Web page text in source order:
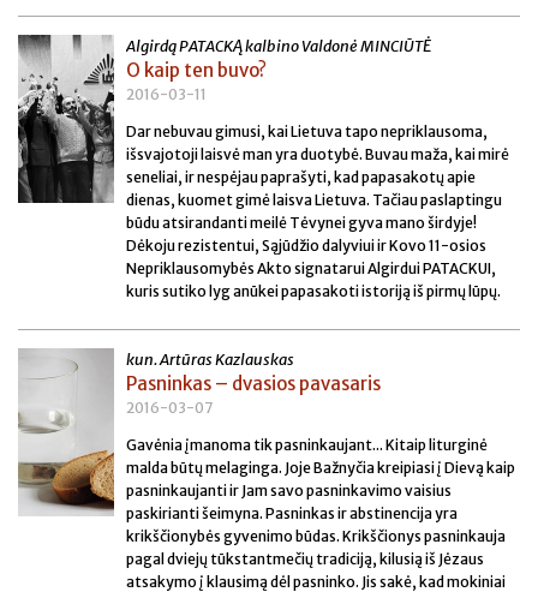
Algirdą PATACKĄ kalbino Valdonė MINCIŪTĖ
O kaip ten buvo?
2016-03-11
Dar nebuvau gimusi, kai Lietuva tapo nepriklausoma,
išsvajotoji laisvė man yra duotybė. Buvau maža, kai mirė
seneliai, ir nespėjau paprašyti, kad papasakotų apie
dienas, kuomet gimė laisva Lietuva. Tačiau paslaptingu
būdu atsirandanti meilė Tėvynei gyva mano širdyje!
Dėkoju rezistentui, Sąjūdžio dalyviui ir Kovo 11-osios
Nepriklausomybės Akto signatarui Algirdui PATACKUI,
kuris sutiko lyg anūkei papasakoti istoriją iš pirmų lūpų.
kun. Artūras Kazlauskas
Pasninkas – dvasios pavasaris
2016-03-07
Gavėnia įmanoma tik pasninkaujant... Kitaip liturginė
malda būtų melaginga. Joje Bažnyčia kreipiasi į Dievą kaip
pasninkaujanti ir Jam savo pasninkavimo vaisius
paskirianti šeimyna. Pasninkas ir abstinencija yra
krikščionybės gyvenimo būdas. Krikščionys pasninkauja
pagal dviejų tūkstantmečių tradiciją, kilusią iš Jėzaus
atsakymo į klausimą dėl pasninko. Jis sakė, kad mokiniai